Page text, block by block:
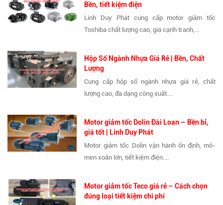
Bền, tiết kiệm điện
Linh Duy Phát cung cấp motor giảm tốc
Toshiba chất lượng cao, giá cạnh tranh,...
Hộp Số Ngành Nhựa Giá Rẻ | Bền, Chất
Lượng
Cung cấp hộp số ngành nhựa giá rẻ, chất
lượng cao, đa dạng công suất....
Motor giảm tốc Dolin Đài Loan – Bền bỉ,
giá tốt | Linh Duy Phát
Motor giảm tốc Dolin vận hành ổn định, mô-
men xoắn lớn, tiết kiệm điện....
Motor giảm tốc Teco giá rẻ – Cách chọn
đúng loại tiết kiệm chi phí